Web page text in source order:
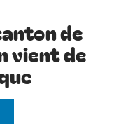
de
vient de